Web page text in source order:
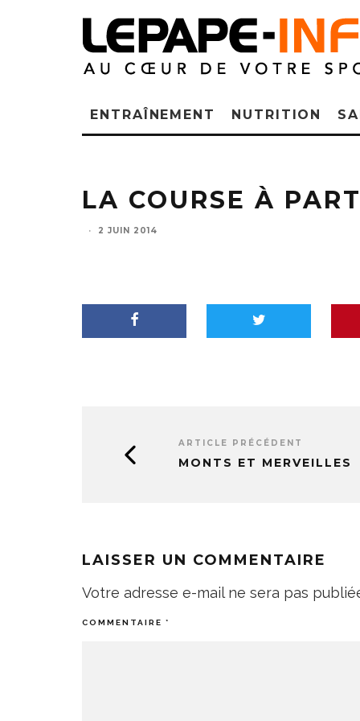
ENTRAÎNEMENT NUTRITION
LA COURSE À PART
· 2 JUIN 2014
ARTICLE PRÉCÉDENT
MONTS ET MERVEILLES
LAISSER UN COMMENTAIRE
Votre adresse e-mail ne sera pas
COMMENTAIRE *